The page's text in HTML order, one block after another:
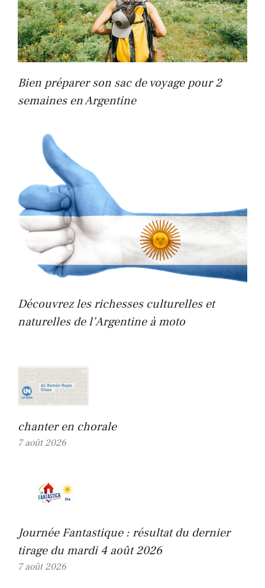
Bien préparer son sac de voyage pour 2
semaines en Argentine
Découvrez les richesses culturelles et
naturelles de l’Argentine à moto
chanter en chorale
7 août 2026
Journée Fantastique : résultat du dernier
tirage du mardi 4 août 2026
7 août 2026